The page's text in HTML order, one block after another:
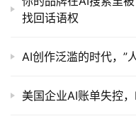
找回话语权
AI创作泛滥的时代，”
美国企业AI账单失控